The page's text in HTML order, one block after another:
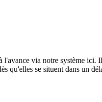
via notre système
qu'elles se situent dans